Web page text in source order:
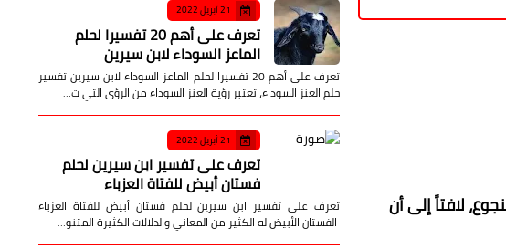
لافتاً إلى أن
21 أبريل 2022
تعرف على أهم 20 تفسيرا لحلم
الماعز السوداء لابن سيرين
تعرف على أهم 20 تفسيرا لحلم الماعز السوداء لابن سيرين تفسير
حلم العنز السوداء، تعتبر رؤية العنز السوداء من الرؤى التي ت…
21 أبريل 2022
تعرف على تفسير ابن سيرين لحلم
فستان أبيض للفتاة العزباء
تعرف على تفسير ابن سيرين لحلم فستان أبيض للفتاة العزباء
الفستان الأبيض له الكثير من المعاني والدلالات الكثيرة المتنو…